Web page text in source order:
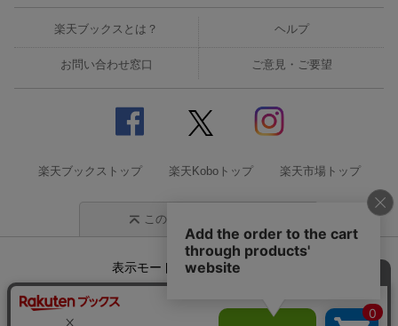
楽天ブックスとは？ ヘルプ
お問い合わせ窓口 ご意見・ご要望
楽天ブックストップ 楽天Koboトップ 楽天市場トップ
このページの先頭に戻る
表示モード モバイル
企業情報 個人情報保護方針
特定商取引法に基づく表記